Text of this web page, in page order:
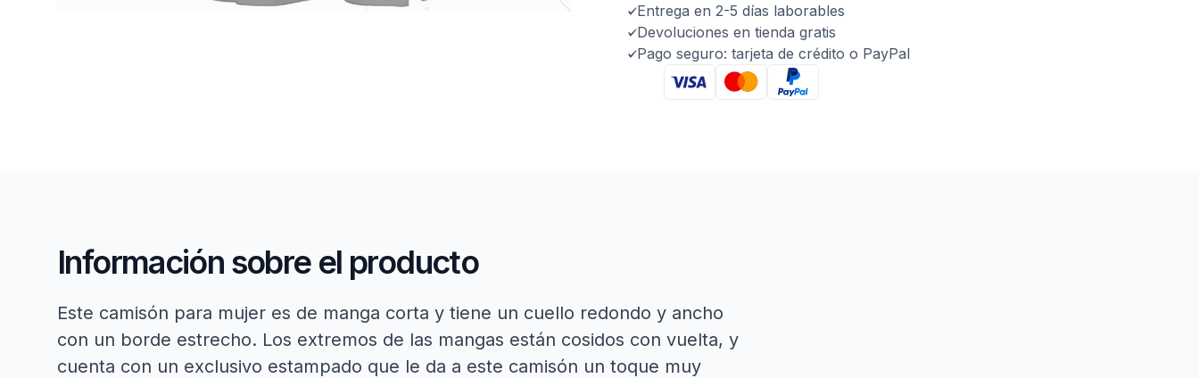
Entrega en 2-5 días laborables
Devoluciones en tienda gratis
Pago seguro: tarjeta de crédito o PayPal
Información sobre el producto
Este camisón para mujer es de manga corta y tiene un cuello redondo y ancho
con un borde estrecho. Los extremos de las mangas están cosidos con vuelta, y
cuenta con un exclusivo estampado que le da a este camisón un toque muy